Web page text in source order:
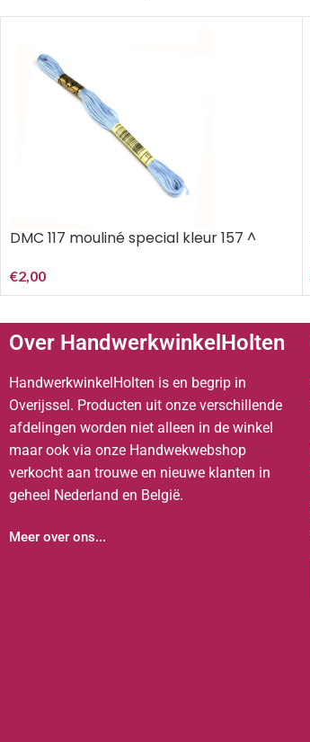
DMC 117 mouliné special kleur 157 ^
€2,00
Over HandwerkwinkelHolten
HandwerkwinkelHolten is en begrip in
Overijssel. Producten uit onze verschillende
afdelingen worden niet alleen in de winkel
maar ook via onze Handwekwebshop
verkocht aan trouwe en nieuwe klanten in
geheel Nederland en België.
Meer over ons...